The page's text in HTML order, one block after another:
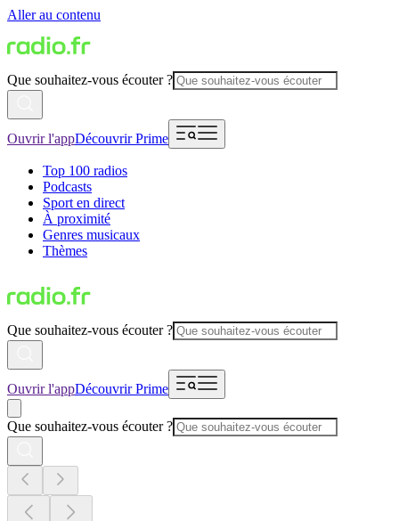
Aller au contenu
Que souhaitez-vous écouter ?
Ouvrir l'appDécouvrir Prime
Top 100 radios
Podcasts
Sport en direct
À proximité
Genres musicaux
Thèmes
Que souhaitez-vous écouter ?
Ouvrir l'appDécouvrir Prime
Que souhaitez-vous écouter ?